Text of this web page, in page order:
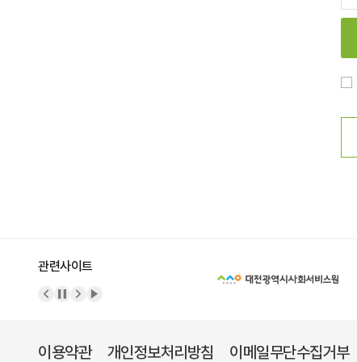
관련사이트
이전 배너
배너 정지
다음 배너
배너 재생
이용약관 개인정보처리방침 이메일무단수집거부